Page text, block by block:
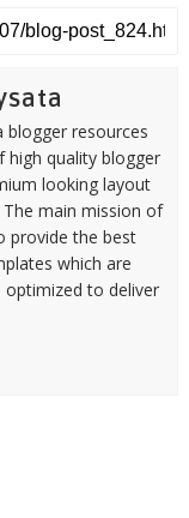
blogger resources
high quality blogger
looking layout
main mission of
provide the best
which are
optimized to deliver